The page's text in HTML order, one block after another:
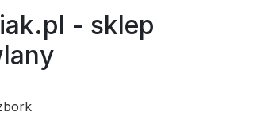
- sklep